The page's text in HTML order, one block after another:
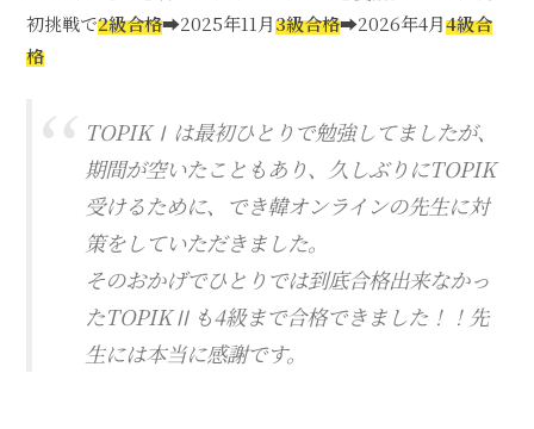
初挑戦で2級合格➡2025年11月3級合格➡2026年4月4級合
格
TOPIKⅠは最初ひとりで勉強してましたが、
期間が空いたこともあり、久しぶりにTOPIK
受けるために、でき韓オンラインの先生に対
策をしていただきました。
そのおかげでひとりでは到底合格出来なかっ
たTOPIKⅡも4級まで合格できました！！先
生には本当に感謝です。